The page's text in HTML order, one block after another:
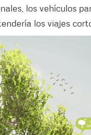
los vehículos
los viajes